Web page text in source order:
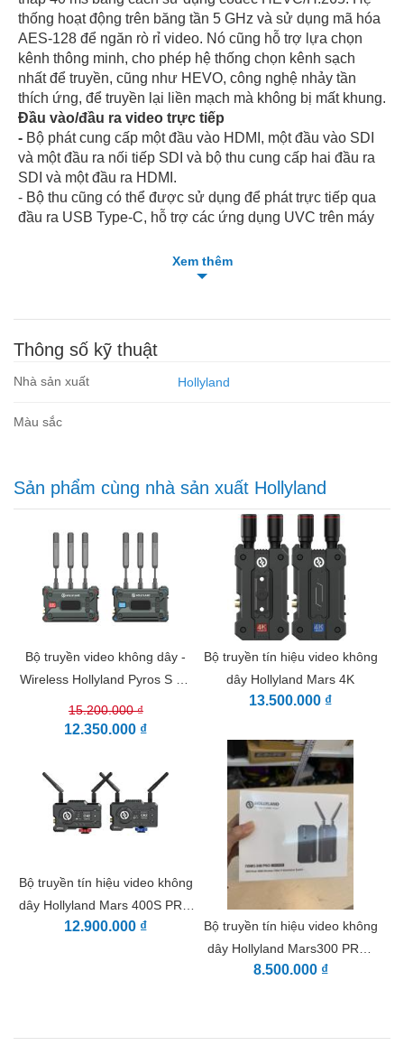
thống hoạt động trên băng tần 5 GHz và sử dụng mã hóa
AES-128 để ngăn rò rỉ video. Nó cũng hỗ trợ lựa chọn
kênh thông minh, cho phép hệ thống chọn kênh sạch
nhất để truyền, cũng như HEVO, công nghệ nhảy tần
thích ứng, để truyền lại liền mạch mà không bị mất khung.
Đầu vào/đầu ra video trực tiếp
- Bộ phát cung cấp một đầu vào HDMI, một đầu vào SDI
và một đầu ra nối tiếp SDI và bộ thu cung cấp hai đầu ra
SDI và một đầu ra HDMI.
- Bộ thu cũng có thể được sử dụng để phát trực tiếp qua
đầu ra USB Type-C, hỗ trợ các ứng dụng UVC trên máy
Thiết kế tinh tế , chắc chắn
- Cả hai thiết bị nhỏ gọn cũng có màn hình OLED sáng,
- Mỗi thiết bị có thể được cấp nguồn thông qua tấm pin L-
USB Type-C
- Bốn ăng-ten tiêu chuẩn và hai ăng-ten nấm được cung
- Mỗi thiết bị đều có thể dễ dàng gắn vào bất kỳ đâu bằng
Xem thêm
Thông số kỹ thuật
Nhà sản xuất Hollyland
Màu sắc
Sản phẩm cùng nhà sản xuất Hollyland
Bộ truyền video không dây -
Wireless Hollyland Pyros S 4K
(HDMI/SDI )
15.200.000 ₫
12.350.000 ₫
Bộ truyền tín hiệu video không
dây Hollyland Mars 4K
13.500.000 ₫
Bộ truyền tín hiệu video không
dây Hollyland Mars 400S PRO
SDI / HDMI
12.900.000 ₫
Bộ truyền tín hiệu video không
dây Hollyland Mars300 PRO-
Enhanced (bản nâng cao)
8.500.000 ₫